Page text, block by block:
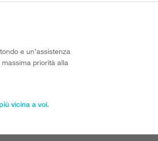
e un’assistenza
priorità alla
vicina a voi.